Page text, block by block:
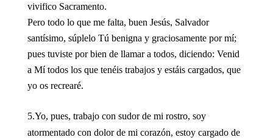
vivifico Sacramento.
Pero todo lo que me falta, buen Jesús, Salvador
santísimo, súplelo Tú benigna y graciosamente por mí;
pues tuviste por bien de llamar a todos, diciendo: Venid
a Mí todos los que tenéis trabajos y estáis cargados, que
yo os recrearé.
5.Yo, pues, trabajo con sudor de mi rostro, soy
atormentado con dolor de mi corazón, estoy cargado de